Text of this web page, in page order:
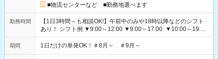
■物流センターなど ■勤務地選べます
勤務時間
【1日3時間～も相談OK!】午前中のみや18時以降などのシフト
あり！ シフト例 ▼9:00～12:00 ▼9:00～17:00 ▼10:00～19:00
▼18:00～21:00
期間 1日だけの単発OK！＃8月～ ＃9月～